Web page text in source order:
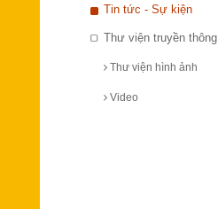
Tin tức - Sự kiện
Thư viện truyền thông
Thư viện hình ảnh
Video